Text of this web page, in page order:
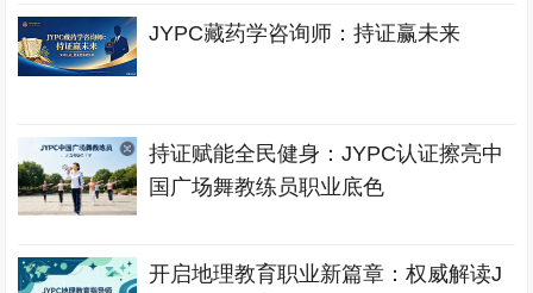
JYPC藏药学咨询师：持证赢未来
持证赋能全民健身：JYPC认证擦亮中
国广场舞教练员职业底色
开启地理教育职业新篇章：权威解读J